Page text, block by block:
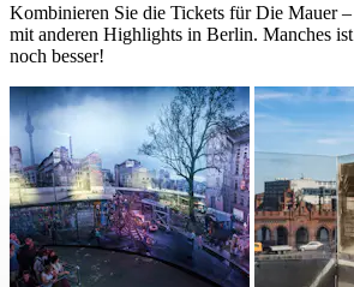
Kombinieren Sie die Tickets für Die Mauer
mit anderen Highlights in Berlin. Manches
noch besser!